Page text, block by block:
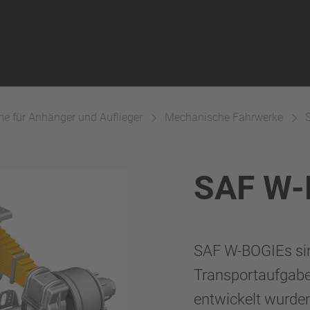
für Anhänger und Auflieger Mechanische Fahrwerke
SAF
SAF W-BOGIEs
entwickelt